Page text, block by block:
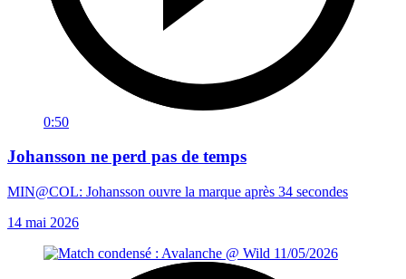
0:50
Johansson ne perd pas de temps
MIN@COL: Johansson ouvre la marque après 34 secondes
14 mai 2026